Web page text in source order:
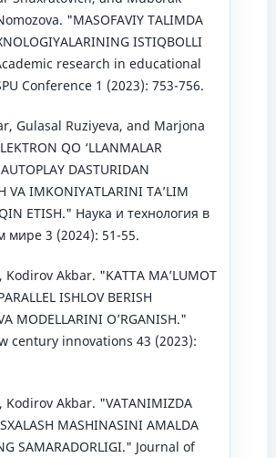
"MASOFAVIY TALIMDA
ISTIQBOLLI
research in educational
Conference 1 (2023): 753-756.
Gulasal Ruziyeva, and Marjona
QO ‘LLANMALAR
DASTURIDAN
VA IMKONIYATLARINI TA’LIM
ETISH." Наука и технология в
мире 3 (2024): 51-55.
Akbar. "KATTA MA’LUMOT
ISHLOV BERISH
MODELLARINI O’RGANISH."
century innovations 43 (2023):
Kodirov Akbar. "VATANIMIZDA
MASHINASINI AMALDA
SAMARADORLIGI." Journal of